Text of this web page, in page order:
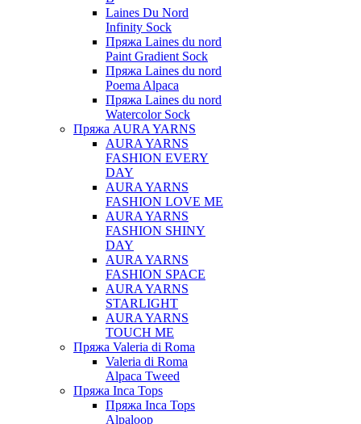
Laines Du Nord
Infinity Sock
Пряжа Laines du nord
Paint Gradient Sock
Пряжа Laines du nord
Poema Alpaca
Пряжа Laines du nord
Watercolor Sock
Пряжа AURA YARNS
AURA YARNS
FASHION EVERY
DAY
AURA YARNS
FASHION LOVE ME
AURA YARNS
FASHION SHINY
DAY
AURA YARNS
FASHION SPACE
AURA YARNS
STARLIGHT
AURA YARNS
TOUCH ME
Пряжа Valeria di Roma
Valeria di Roma
Alpaca Tweed
Пряжа Inca Tops
Пряжа Inca Tops
Alpaloop